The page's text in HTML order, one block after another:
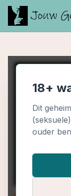
18+
Dit
ouder